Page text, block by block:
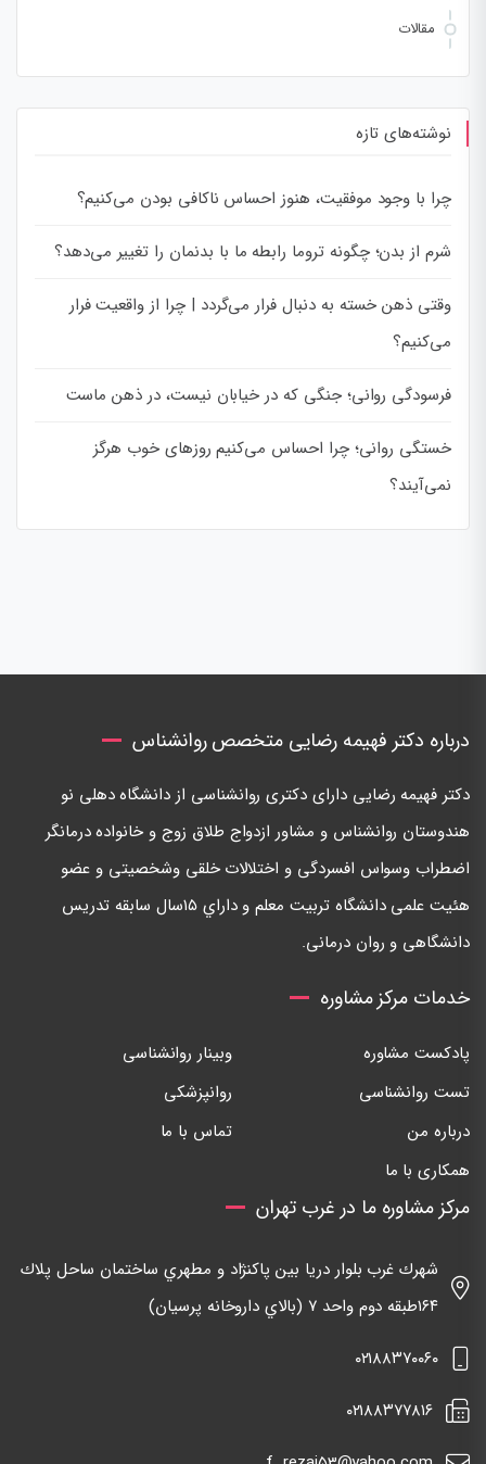
مقالات
نوشته‌های تازه
چرا با وجود موفقیت، هنوز احساس ناکافی بودن می‌کنیم؟
شرم از بدن؛ چگونه تروما رابطه ما با بدنمان را تغییر می‌دهد؟
وقتی ذهن خسته به دنبال فرار می‌گردد | چرا از واقعیت فرار
می‌کنیم؟
فرسودگی روانی؛ جنگی که در خیابان نیست، در ذهن ماست
خستگی روانی؛ چرا احساس می‌کنیم روزهای خوب هرگز
نمی‌آیند؟
درباره دکتر فهیمه رضایی متخصص روانشناس
دكتر فهيمه رضايی دارای دكتری روانشناسی از دانشگاه دهلی نو
هندوستان روانشناس و مشاور ازدواج طلاق زوج و خانواده درمانگر
اضطراب وسواس افسردگی و اختلالات خلقی وشخصيتی و عضو
هئيت علمی دانشگاه تربيت معلم و داراي ١٥سال سابقه تدريس
دانشگاهی و روان درمانی.
خدمات مرکز مشاوره
پادکست مشاوره
وبینار روانشناسی
تست روانشناسی
روانپزشکی
درباره من
تماس با ما
همکاری با ما
مرکز مشاوره ما در غرب تهران
شهرك غرب بلوار دريا بين پاكنژاد و مطهري ساختمان ساحل پلاك
١٦٤طبقه دوم واحد ٧ (بالاي داروخانه پرسيان)
٠٢١٨٨٣٧٠٠٦٠
٠٢١٨٨٣٧٧٨١٦